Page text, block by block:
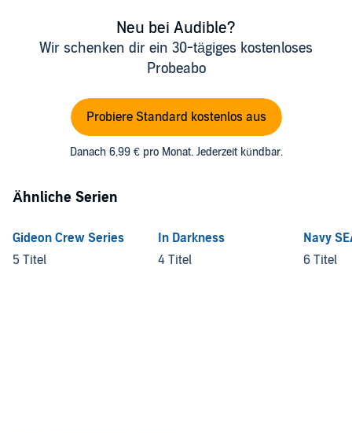
Neu bei Audible?
Wir schenken dir ein 30-tägiges kostenloses
Probeabo
Probiere Standard kostenlos aus
Danach 6,99 € pro Monat. Jederzeit kündbar.
Ähnliche Serien
Gideon Crew Series
5 Titel
In Darkness
4 Titel
Navy
6 Titel